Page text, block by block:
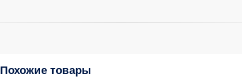
Похожие товары